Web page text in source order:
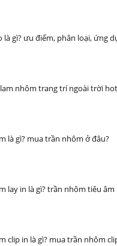
là gì? ưu điểm, phân loại, ứng
nhôm trang trí ngoài trời
là gì? mua trần nhôm ở đâu?
lay in là gì? trần nhôm tiêu âm
clip in là gì? mua trần nhôm